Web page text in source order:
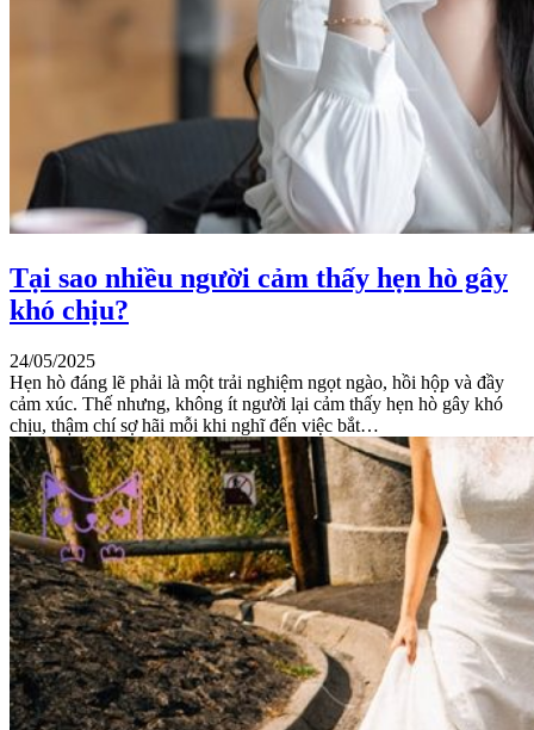
Tại sao nhiều người cảm thấy hẹn hò gây
khó chịu?
24/05/2025
Hẹn hò đáng lẽ phải là một trải nghiệm ngọt ngào, hồi hộp và đầy
cảm xúc. Thế nhưng, không ít người lại cảm thấy hẹn hò gây khó
chịu, thậm chí sợ hãi mỗi khi nghĩ đến việc bắt…